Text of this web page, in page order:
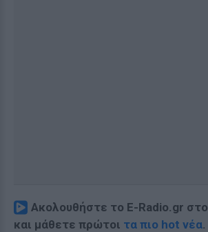
Ακολουθήστε το E-Radio.gr στο
και μάθετε πρώτοι τα πιο hot νέα.